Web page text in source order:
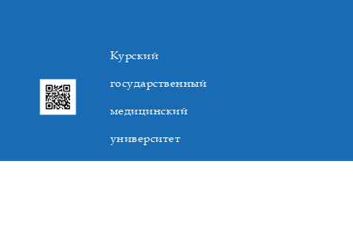
Курский
государственный
медицинский
университет